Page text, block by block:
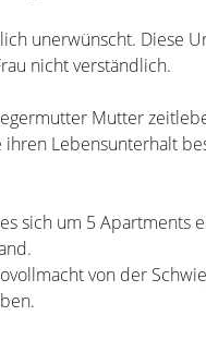
unerwünscht. Diese
nicht verständlich.
Mutter
Lebensunterhalt
sich um 5 Apartments
von der